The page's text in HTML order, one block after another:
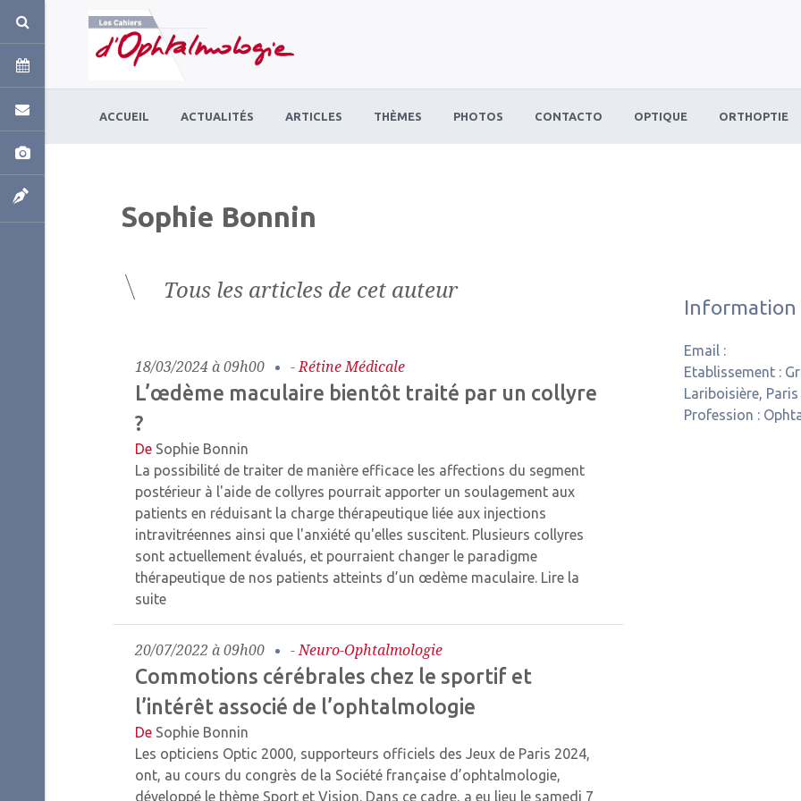
ACCUEIL ACTUALITÉS ARTICLES THÈMES PHOTOS CONTACTO OPTIQUE ORTHOPTIE
Sophie Bonnin
Tous les articles de cet auteur
18/03/2024 à 09h00 -Rétine Médicale
L’œdème maculaire bientôt traité par un collyre
?
De Sophie Bonnin
La possibilité de traiter de manière efficace les affections du segment
postérieur à l'aide de collyres pourrait apporter un soulagement aux
patients en réduisant la charge thérapeutique liée aux injections
intravitréennes ainsi que l'anxiété qu'elles suscitent. Plusieurs collyres
sont actuellement évalués, et pourraient changer le paradigme
thérapeutique de nos patients atteints d’un œdème maculaire. Lire la
suite
20/07/2022 à 09h00 -Neuro-Ophtalmologie
Commotions cérébrales chez le sportif et
l’intérêt associé de l’ophtalmologie
De Sophie Bonnin
Les opticiens Optic 2000, supporteurs officiels des Jeux de Paris 2024,
ont, au cours du congrès de la Société française d’ophtalmologie,
développé le thème Sport et Vision. Dans ce cadre, a eu lieu le samedi 7
Email :
Etablissement :
Lariboisière, Paris
Profession :
Panneau de gestion des cookies